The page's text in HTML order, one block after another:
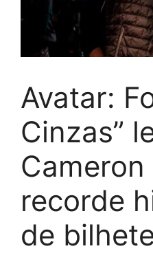
Avatar:
Cinzas”
recorde
de